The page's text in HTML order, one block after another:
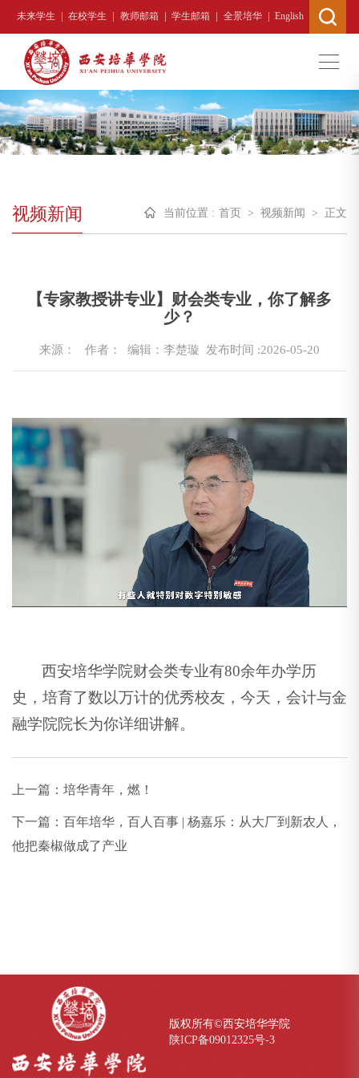
未来学生 | 在校学生 | 教师邮箱 | 学生邮箱 | 全景培华 | English
视频新闻 当前位置 : 首页 > 视频新闻 > 正文
【专家教授讲专业】财会类专业，你了解多
少？
来源： 作者： 编辑：李楚璇 发布时间 :2026-05-20
西安培华学院财会类专业有80余年办学历
史，培育了数以万计的优秀校友，今天，会计与金
融学院院长为你详细讲解。
上一篇： 培华青年，燃！
下一篇： 百年培华，百人百事 | 杨嘉乐：从大厂到新农人，
他把秦椒做成了产业
版权所有©西安培华学院
陕ICP备09012325号-3